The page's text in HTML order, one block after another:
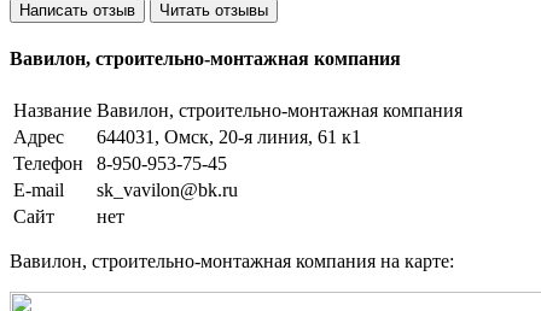
Написать отзыв Читать отзывы
Вавилон, строительно-монтажная компания
Название Вавилон, строительно-монтажная компания
Адрес
644031, Омск, 20-я линия, 61 к1
Телефон
8-950-953-75-45
E-mail
sk_vavilon@bk.ru
Сайт
нет
Вавилон, строительно-монтажная компания на карте: